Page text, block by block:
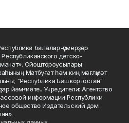
балалар-үҫмерҙәр
детско-
Ойоштороусылары:
Матбуғат һәм киң мәғлүмәт
"Республика Башкортостан"
йәмғиәте.. Учредители: Агентство
информации Республики
общество Издательский дом